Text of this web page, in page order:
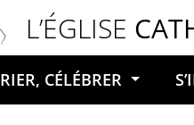
L’ÉGLISE
Votre recherche
CÉLÉBRER